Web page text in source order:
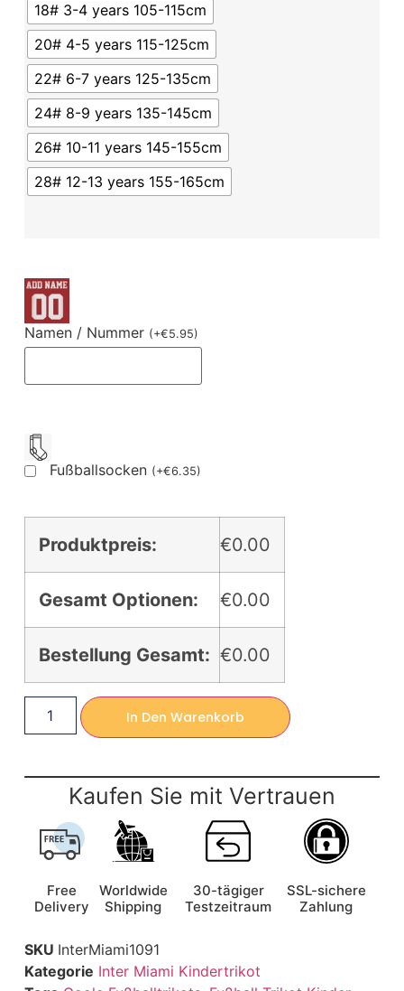
18# 3-4 years 105-115cm
20# 4-5 years 115-125cm
22# 6-7 years 125-135cm
24# 8-9 years 135-145cm
26# 10-11 years 145-155cm
28# 12-13 years 155-165cm
Namen / Nummer (+€5.95)
Fußballsocken (+€6.35)
Produktpreis: €0.00
Gesamt Optionen: €0.00
Bestellung Gesamt: €0.00
In Den Warenkorb
Kaufen Sie mit Vertrauen
Free
Delivery
Worldwide
Shipping
30-tägiger
Testzeitraum
SSL-sichere
Zahlung
SKU InterMiami1091
Kategorie Inter Miami Kindertrikot